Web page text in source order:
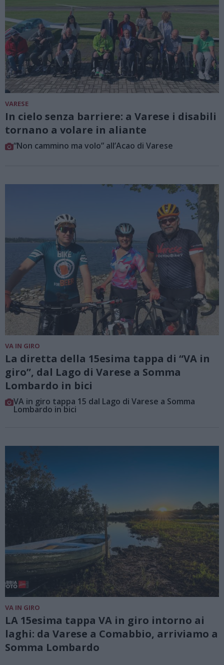
VARESE
In cielo senza barriere: a Varese i disabili
tornano a volare in aliante
“Non cammino ma volo” all’Acao di Varese
VA IN GIRO
La diretta della 15esima tappa di “VA in
giro”, dal Lago di Varese a Somma
Lombardo in bici
VA in giro tappa 15 dal Lago di Varese a Somma
Lombardo in bici
VA IN GIRO
LA 15esima tappa VA in giro intorno ai
laghi: da Varese a Comabbio, arriviamo a
Somma Lombardo